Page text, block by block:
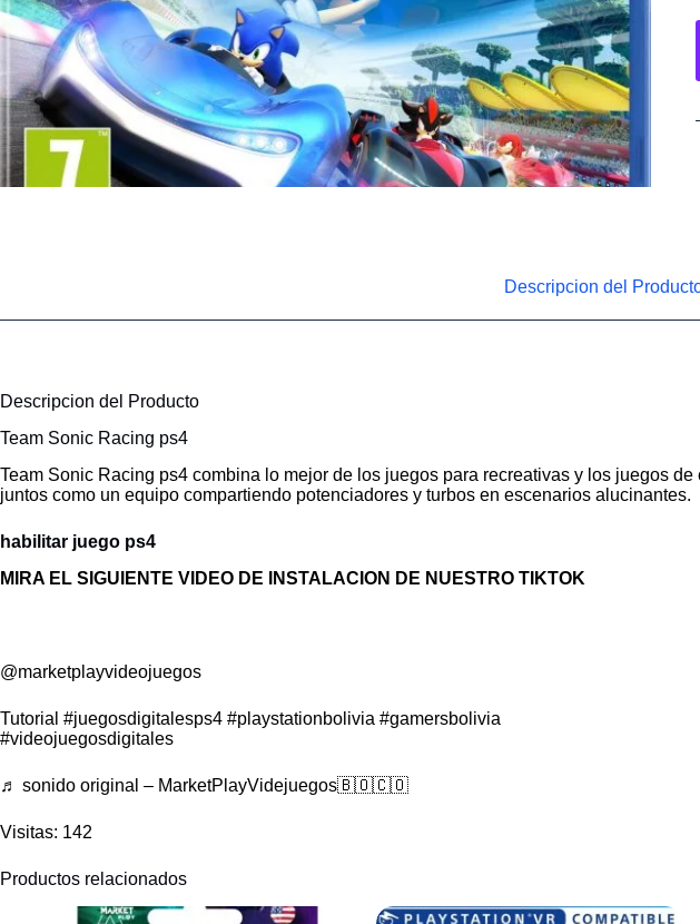
Descripcion del
Descripcion del Producto
Team Sonic Racing ps4
Team Sonic Racing ps4 combina lo mejor de los juegos para recreativas y los juegos
juntos como un equipo compartiendo potenciadores y turbos en escenarios alucinantes.
habilitar juego ps4
MIRA EL SIGUIENTE VIDEO DE INSTALACION DE NUESTRO TIKTOK
@marketplayvideojuegos
Tutorial #juegosdigitalesps4 #playstationbolivia #gamersbolivia
#videojuegosdigitales
♬ sonido original – MarketPlayVidejuegos🇧🇴🇨🇴
Visitas: 142
Productos relacionados